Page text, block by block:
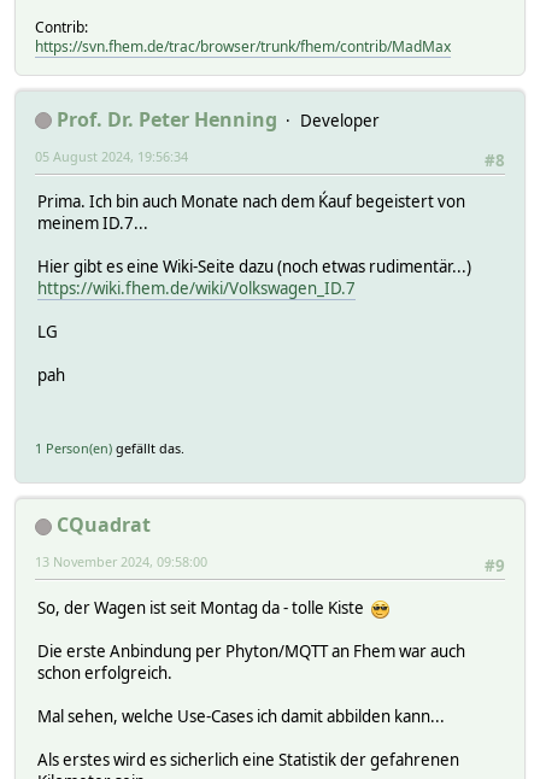
Contrib:
https://svn.fhem.de/trac/browser/trunk/fhem/contrib/MadMax
Prof. Dr. Peter Henning
Developer
#8
05 August 2024, 19:56:34
Prima. Ich bin auch Monate nach dem Ḱauf begeistert von
meinem ID.7...
Hier gibt es eine Wiki-Seite dazu (noch etwas rudimentär...)
https://wiki.fhem.de/wiki/Volkswagen_ID.7
LG
pah
1 Person(en) gefällt das.
CQuadrat
#9
13 November 2024, 09:58:00
So, der Wagen ist seit Montag da - tolle Kiste
Die erste Anbindung per Phyton/MQTT an Fhem war auch
schon erfolgreich.
Mal sehen, welche Use-Cases ich damit abbilden kann...
Als erstes wird es sicherlich eine Statistik der gefahrenen